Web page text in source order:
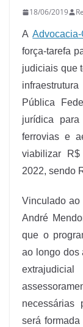
18/06/2019
A
força-tarefa
judiciais que
Pública
jurídica
ferrovias e
viabilizar
2022, sendo
Vinculado ao
André
que o
ao longo dos
necessárias
será